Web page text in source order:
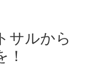
サルから